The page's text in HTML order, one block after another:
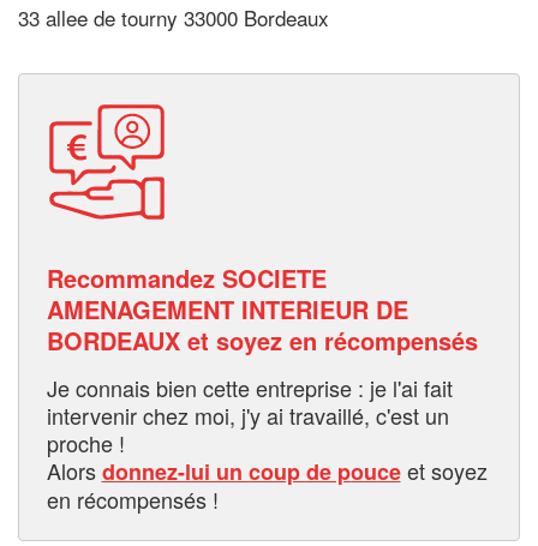
33 allee de tourny 33000 Bordeaux
Recommandez SOCIETE
AMENAGEMENT INTERIEUR DE
BORDEAUX et soyez en récompensés
Je connais bien cette entreprise : je l'ai fait
intervenir chez moi, j'y ai travaillé, c'est un
proche !
Alorsdonnez-lui un coup de pouceet soyez
en récompensés !